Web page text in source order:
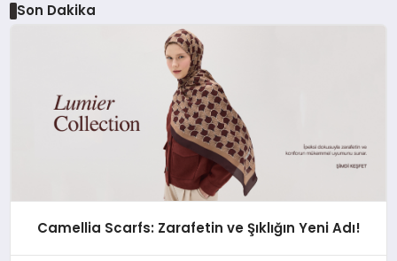
Son Dakika
Camellia Scarfs: Zarafetin ve Şıklığın Yeni Adı!